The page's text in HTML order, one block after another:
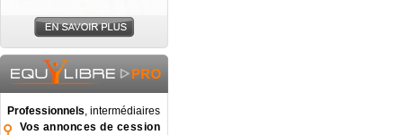
Professionnels, intermédiaires
Vos annonces de cession